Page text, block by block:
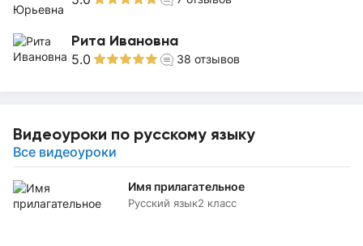
Рита Ивановна
5.0 38 отзывов
Видеоуроки по русскому языку
Все видеоуроки
Имя прилагательное
Русский язык2 класс